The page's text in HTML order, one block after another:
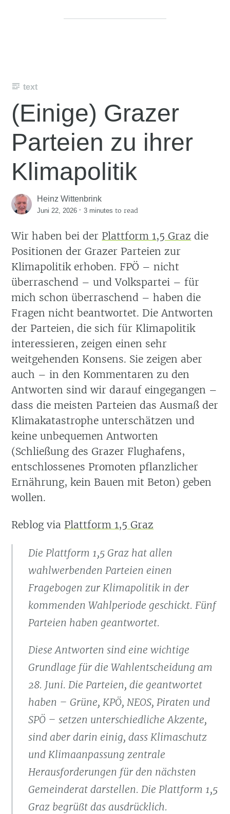
text
(Einige) Grazer
Parteien zu ihrer
Klimapolitik
Heinz Wittenbrink
Juni 22, 2026 ·3 minutes to read
Wir haben bei der Plattform 1,5 Graz die
Positionen der Grazer Parteien zur
Klimapolitik erhoben. FPÖ – nicht
überraschend – und Volkspartei – für
mich schon überraschend – haben die
Fragen nicht beantwortet. Die Antworten
der Parteien, die sich für Klimapolitik
interessieren, zeigen einen sehr
weitgehenden Konsens. Sie zeigen aber
auch – in den Kommentaren zu den
Antworten sind wir darauf eingegangen –
dass die meisten Parteien das Ausmaß der
Klimakatastrophe unterschätzen und
keine unbequemen Antworten
(Schließung des Grazer Flughafens,
entschlossenes Promoten pflanzlicher
Ernährung, kein Bauen mit Beton) geben
wollen.
Reblog via Plattform 1,5 Graz
Die Plattform 1,5 Graz hat allen
wahlwerbenden Parteien einen
Fragebogen zur Klimapolitik in der
kommenden Wahlperiode geschickt. Fünf
Parteien haben geantwortet.
Diese Antworten sind eine wichtige
Grundlage für die Wahlentscheidung am
28. Juni. Die Parteien, die geantwortet
haben – Grüne, KPÖ, NEOS, Piraten und
SPÖ – setzen unterschiedliche Akzente,
sind aber darin einig, dass Klimaschutz
und Klimaanpassung zentrale
Herausforderungen für den nächsten
Gemeinderat darstellen. Die Plattform 1,5
Graz begrüßt das ausdrücklich.